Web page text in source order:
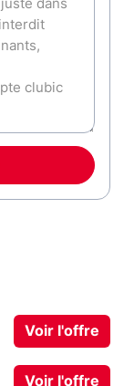
Voir l'offre
Voir l'offre